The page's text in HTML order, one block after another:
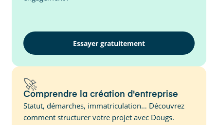
Essayer gratuitement
🚀
Comprendre la création d'entreprise
Statut, démarches, immatriculation… Découvrez
comment structurer votre projet avec Dougs.